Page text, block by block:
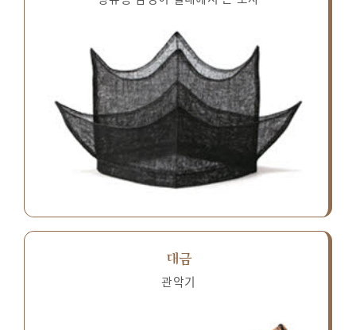
대금
관악기